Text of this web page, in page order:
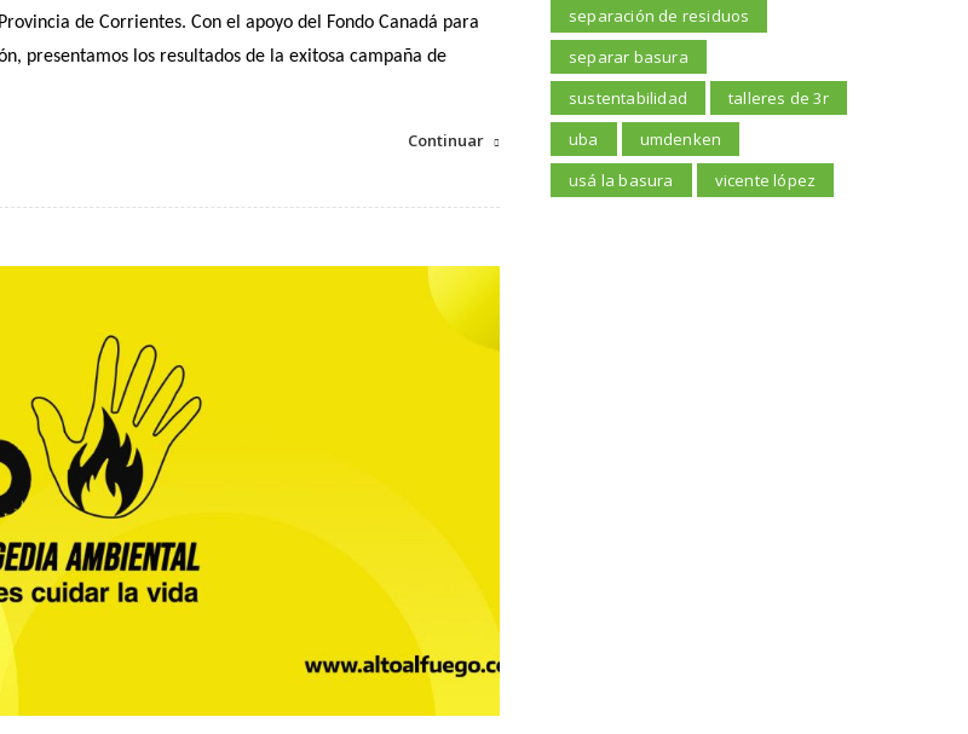
de Corrientes. Con el apoyo del Fondo Canadá para
presentamos los resultados de la exitosa campaña de
Continuar
separación de residuos
separar basura
sustentabilidad
talleres de 3r
uba
umdenken
usá la basura
vicente lópez